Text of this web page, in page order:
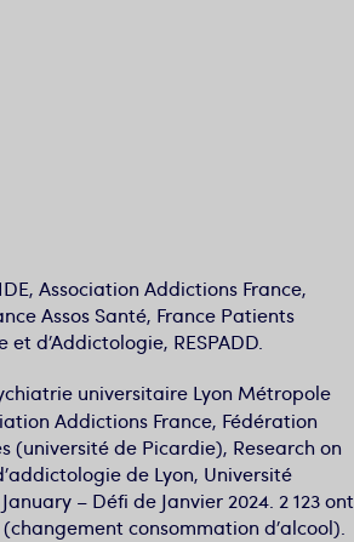
Association Addictions France,
Assos Santé, France Patients
d’Addictologie, RESPADD.
universitaire Lyon Métropole
Addictions France, Fédération
(université de Picardie), Research on
de Lyon, Université
– Défi de Janvier 2024. 2 123 ont
consommation d’alcool).